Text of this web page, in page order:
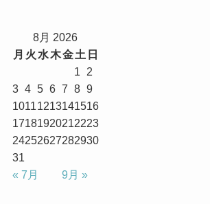
8月 2026
月 火 水 木金土 日
1
2
3 4 5 6 7 8 9
1011 1213141516
1718192021 2223
24252627282930
31
« 7月
9月 »